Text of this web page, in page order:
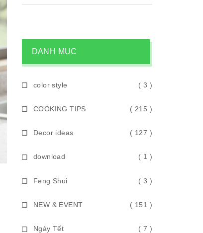
DANH MỤC
color style ( 3 )
COOKING TIPS ( 215 )
Decor ideas ( 127 )
download ( 1 )
Feng Shui ( 3 )
NEW & EVENT ( 151 )
Ngày Tết ( 7 )